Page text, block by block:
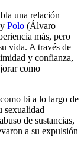
una relación
Polo (Álvaro
más, pero
vida. A través de
y confianza,
como
bi a lo largo de
sexualidad
de sustancias,
a su expulsión